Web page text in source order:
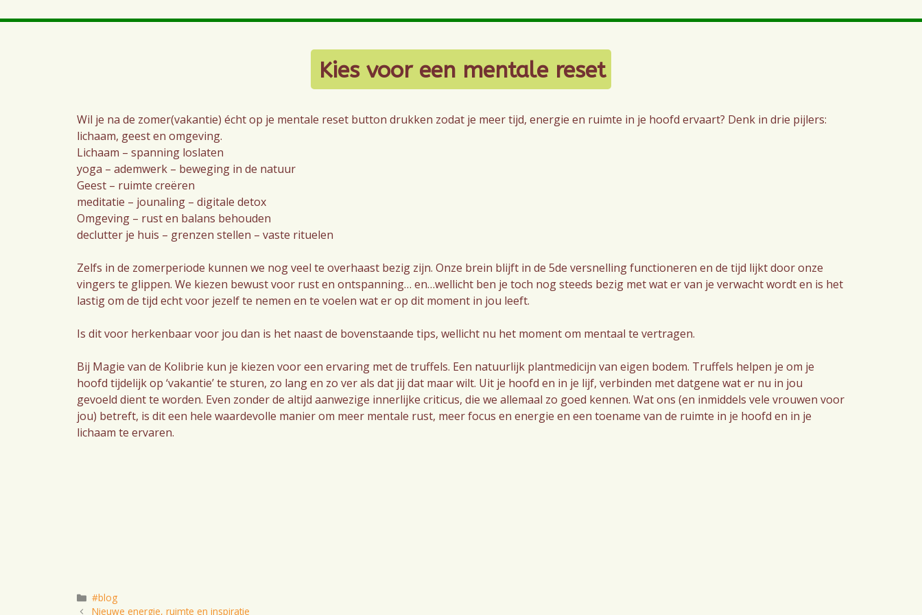
Kies voor een mentale reset
Wil je na de zomer(vakantie) écht op je mentale reset button drukken zodat je meer tijd, energie en ruimte in je hoofd ervaart? Denk in drie pijlers:
lichaam, geest en omgeving.
Lichaam – spanning loslaten
yoga – ademwerk – beweging in de natuur
Geest – ruimte creëren
meditatie – jounaling – digitale detox
Omgeving – rust en balans behouden
declutter je huis – grenzen stellen – vaste rituelen
Zelfs in de zomerperiode kunnen we nog veel te overhaast bezig zijn. Onze brein blijft in de 5de versnelling functioneren en de tijd lijkt door onze
vingers te glippen. We kiezen bewust voor rust en ontspanning… en…wellicht ben je toch nog steeds bezig met wat er van je verwacht wordt en is het
lastig om de tijd echt voor jezelf te nemen en te voelen wat er op dit moment in jou leeft.
Is dit voor herkenbaar voor jou dan is het naast de bovenstaande tips, wellicht nu het moment om mentaal te vertragen.
Bij Magie van de Kolibrie kun je kiezen voor een ervaring met de truffels. Een natuurlijk plantmedicijn van eigen bodem. Truffels helpen je om je
hoofd tijdelijk op ‘vakantie’ te sturen, zo lang en zo ver als dat jij dat maar wilt. Uit je hoofd en in je lijf, verbinden met datgene wat er nu in jou
gevoeld dient te worden. Even zonder de altijd aanwezige innerlijke criticus, die we allemaal zo goed kennen. Wat ons (en inmiddels vele vrouwen voor
jou) betreft, is dit een hele waardevolle manier om meer mentale rust, meer focus en energie en een toename van de ruimte in je hoofd en in je
lichaam te ervaren.
Categorieën
#blog
Nieuwe energie, ruimte en inspiratie